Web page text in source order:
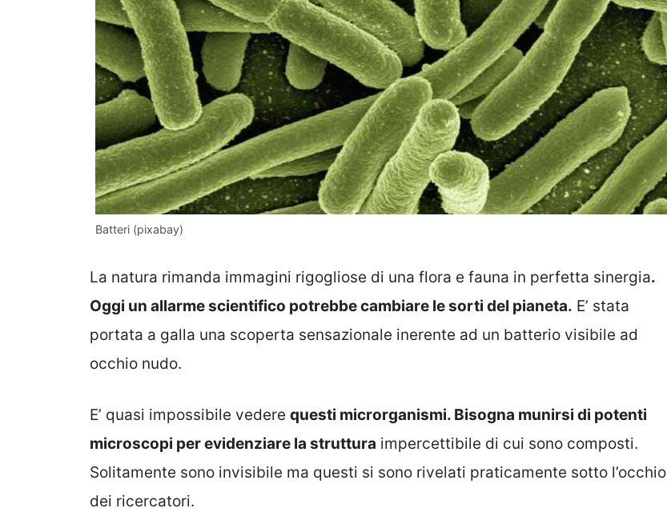
Batteri (pixabay)
La natura rimanda immagini rigogliose di una flora e fauna in perfetta sinergia.
Oggi un allarme scientifico potrebbe cambiare le sorti del pianeta. E’ stata
portata a galla una scoperta sensazionale inerente ad un batterio visibile ad
occhio nudo.
E’ quasi impossibile vedere questi microrganismi. Bisogna munirsi di potenti
microscopi per evidenziare la struttura impercettibile di cui sono composti.
Solitamente sono invisibile ma questi si sono rivelati praticamente sotto l’occhio
dei ricercatori.